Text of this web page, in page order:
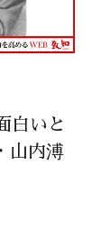
白いと
山内溥